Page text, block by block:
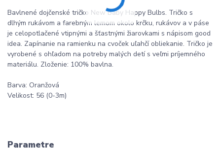
Bavlnené dojčenské tričko New Baby Happy Bulbs. Tričko s
dlhým rukávom a farebným lemom okolo krčku, rukávov a v páse
je celopotlačené vtipnými a šťastnými žiarovkami s nápisom good
idea. Zapínanie na ramienku na cvoček uľahčí obliekanie. Tričko je
vyrobené s ohľadom na potreby malých detí s veľmi príjemného
materiálu. Zloženie: 100% bavlna.
Barva: Oranžová
Velikost: 56 (0-3m)
Parametre